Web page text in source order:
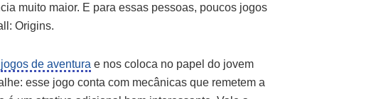
muito maior. E para essas pessoas, poucos jogos
Origins.
jogos de aventura e nos coloca no papel do jovem
esse jogo conta com mecânicas que remetem a